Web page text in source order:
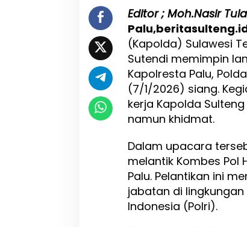
,
K
a
p
o
l
d
a
T
e
k
n
k
n
P
e
Editor ; Moh.Nasir Tula
(Kapolda) Sulawesi
Sutendi memimpin
Kapolresta Palu,
(7/1/2026) siang.
kerja Kapolda
namun khidmat.
Dalam upacara
melantik Kombes Pol
Palu. Pelantikan ini
jabatan di lingkungan
Indonesia (Polri).